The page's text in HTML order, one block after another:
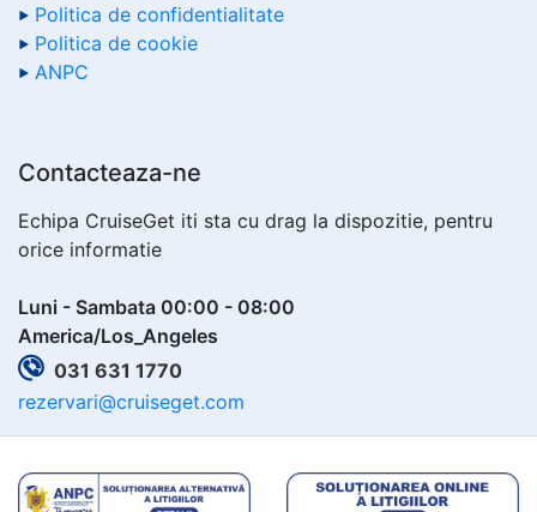
Politica de confidentialitate
Politica de cookie
ANPC
Contacteaza-ne
Echipa CruiseGet iti sta cu drag la dispozitie, pentru
orice informatie
Luni - Sambata 00:00 - 08:00
America/Los_Angeles
031 631 1770
rezervari@cruiseget.com